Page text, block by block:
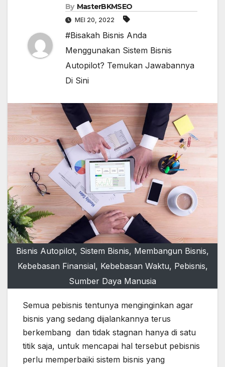
By MasterBKMSEO
MEI 20, 2022
#Bisakah Bisnis Anda
Menggunakan Sistem Bisnis
Autopilot? Temukan Jawabannya
Di Sini
Bisnis Autopilot, Sistem Bisnis, Membangun Bisnis,
Kebebasan Finansial, Kebebasan Waktu, Pebisnis,
Sumber Daya Manusia
Semua pebisnis tentunya menginginkan agar
bisnis yang sedang dijalankannya terus
berkembang dan tidak stagnan hanya di satu
titik saja, untuk mencapai hal tersebut pebisnis
perlu memperbaiki sistem bisnis yang